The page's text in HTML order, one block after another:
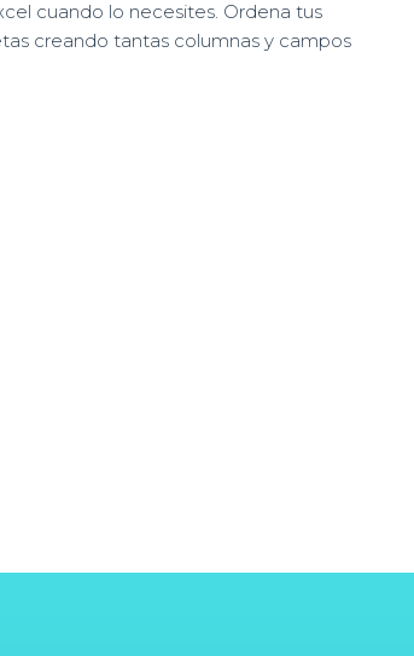
cuando lo necesites. Ordena tus
creando tantas columnas y campos